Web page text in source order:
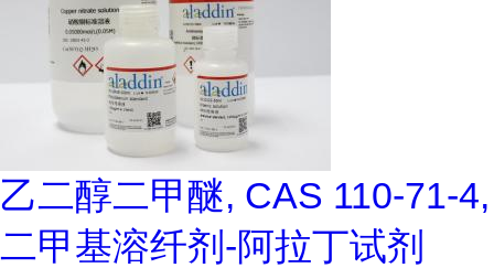
乙二醇二甲醚, CAS 110-71-4,
二甲基溶纤剂-阿拉丁试剂